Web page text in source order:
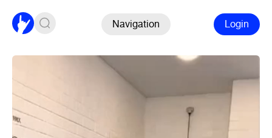
Navigation Login